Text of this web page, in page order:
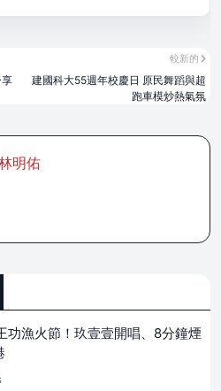
較新的
建國科大55週年校慶日 原民舞蹈與超
跑車模炒熱氣氛
明佑
功漁火節！玖壹壹開唱、8分鐘煙